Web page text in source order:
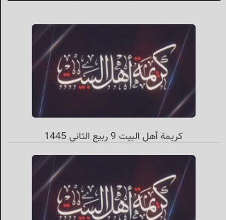
کریمة أهل البیت 9 ربیع الثاني 1445